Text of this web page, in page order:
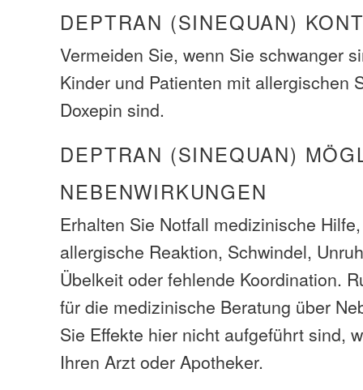
DEPTRAN (SINEQUAN)
Vermeiden Sie, wenn Sie schwanger
Kinder und Patienten mit allergischen
Doxepin sind.
DEPTRAN (SINEQUAN)
NEBENWIRKUNGEN
Erhalten Sie Notfall medizinische
allergische Reaktion, Schwindel,
Übelkeit oder fehlende Koordination.
für die medizinische Beratung über
Sie Effekte hier nicht aufgeführt sind,
Ihren Arzt oder Apotheker.